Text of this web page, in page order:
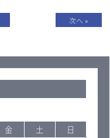
次へ »
金 土
日